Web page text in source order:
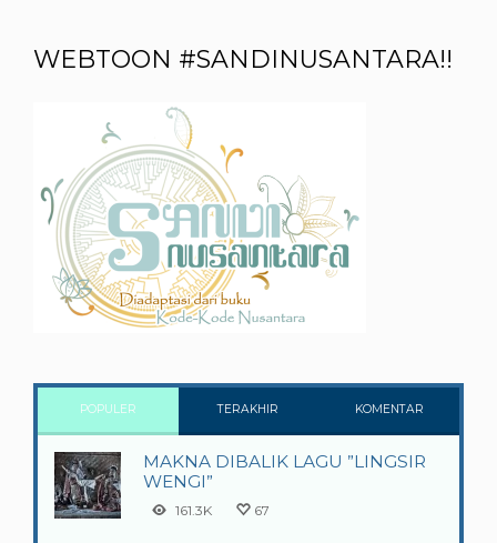
WEBTOON #SANDINUSANTARA!!
POPULER TERAKHIR KOMENTAR
MAKNA DIBALIK LAGU ”LINGSIR
WENGI”
161.3K 67